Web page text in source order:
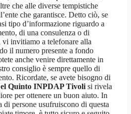
che alle diverse tempistiche
che garantisce. Detto ciò, se
tipo d’informazione riguardo a
di una consulenza o di
invitiamo a telefonare alla
il numero presente a fondo
anche venire direttamente in
consiglio è sempre quello di
Ricordate, se avete bisogno di
Quinto INPDAP Tivoli si rivela
per ottenere un buon aiuto. In
persone usufruiscono di questa